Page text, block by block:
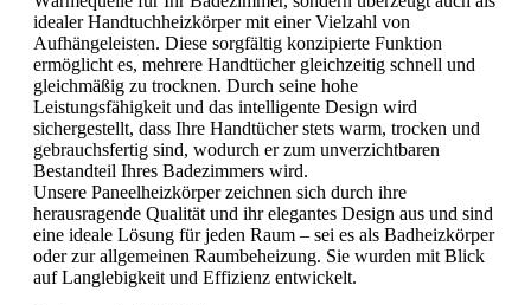
idealer Handtuchheizkörper mit einer Vielzahl von
Aufhängeleisten. Diese sorgfältig konzipierte Funktion
ermöglicht es, mehrere Handtücher gleichzeitig schnell und
gleichmäßig zu trocknen. Durch seine hohe
Leistungsfähigkeit und das intelligente Design wird
sichergestellt, dass Ihre Handtücher stets warm, trocken und
gebrauchsfertig sind, wodurch er zum unverzichtbaren
Bestandteil Ihres Badezimmers wird.
Unsere Paneelheizkörper zeichnen sich durch ihre
herausragende Qualität und ihr elegantes Design aus und sind
eine ideale Lösung für jeden Raum – sei es als Badheizkörper
oder zur allgemeinen Raumbeheizung. Sie wurden mit Blick
auf Langlebigkeit und Effizienz entwickelt.